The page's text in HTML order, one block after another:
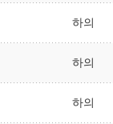
하의
하의
하의